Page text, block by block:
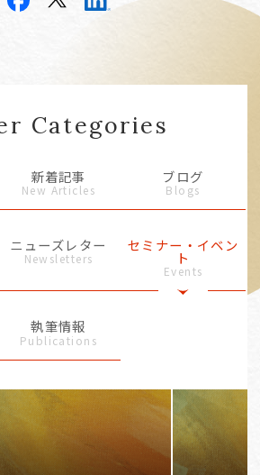
Categories
新着記事
New Articles
ブログ
Blogs
ニューズレター
Newsletters
セミナー・イベン
ト
Events
執筆情報
Publications